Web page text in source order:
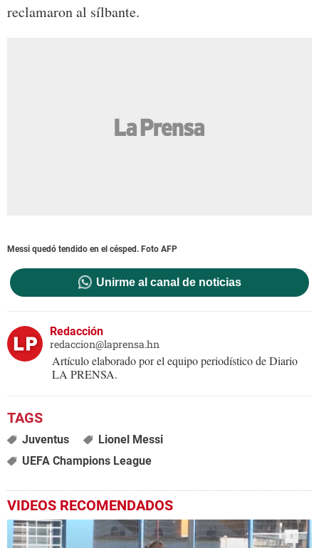
reclamaron al sílbante.
Messi quedó tendido en el césped. Foto AFP
Unirme al canal de noticias
Redacción
redaccion@laprensa.hn
Artículo elaborado por el equipo periodístico de Diario
LA PRENSA.
Juventus
Lionel Messi
UEFA Champions League
VIDEOS RECOMENDADOS